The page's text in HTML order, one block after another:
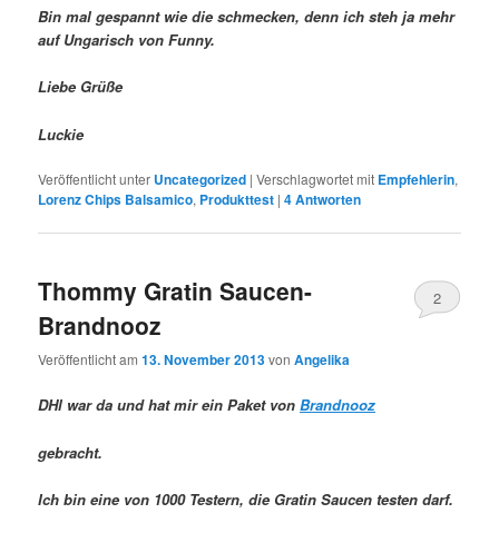
Bin mal gespannt wie die schmecken, denn ich steh ja mehr
auf Ungarisch von Funny.
Liebe Grüße
Luckie
Veröffentlicht unter Uncategorized |Verschlagwortet mit Empfehlerin,
Lorenz Chips Balsamico, Produkttest |4Antworten
Thommy Gratin Saucen-
Brandnooz
Veröffentlicht am13. November 2013vonAngelika
2
DHl war da und hat mir ein Paket vonBrandnooz
gebracht.
Ich bin eine von 1000 Testern, die Gratin Saucen testen darf.